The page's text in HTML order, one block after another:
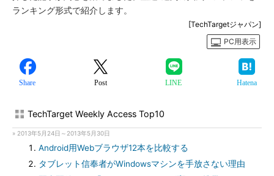
ランキング形式で紹介します。
[TechTargetジャパン]
PC用表示
Share Post LINE Hatena
TechTarget Weekly Access Top10
» 2013年5月24日～2013年5月30日
Android用Webブラウザ12本を比較する
タブレット信奉者がWindowsマシンを手放さない理由